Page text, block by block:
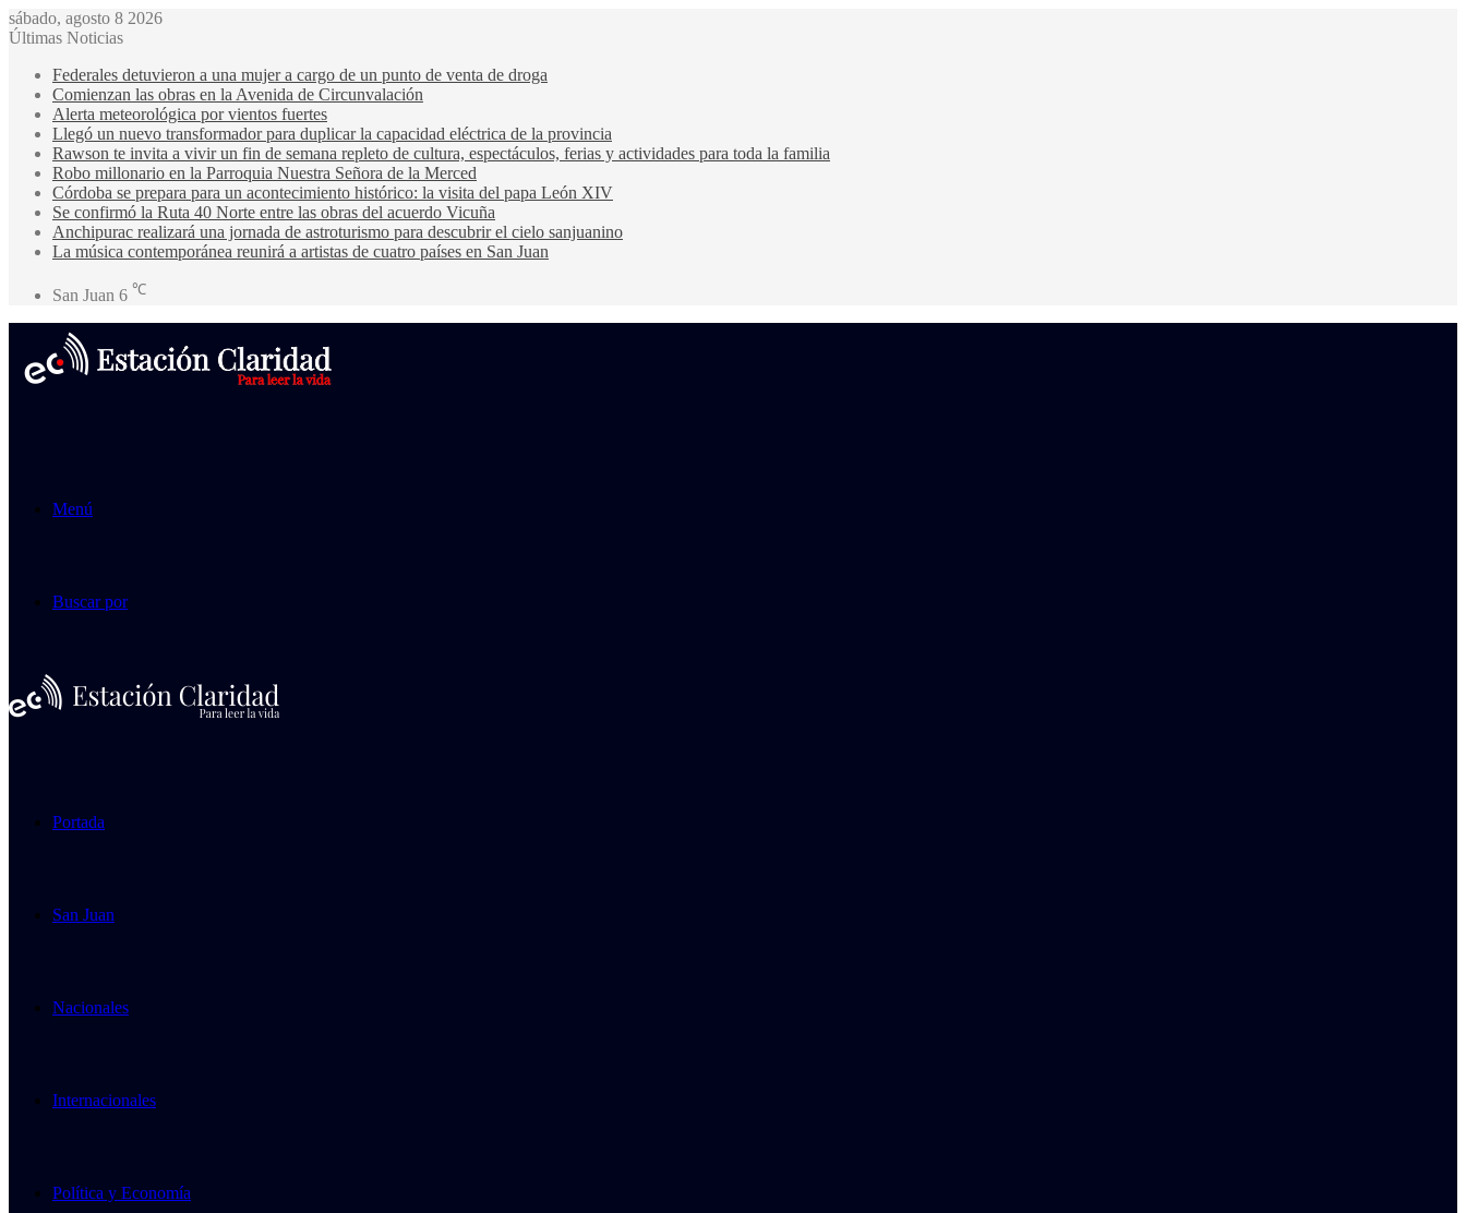
sábado, agosto 8 2026
Últimas Noticias
Federales detuvieron a una mujer a cargo de un punto de venta de droga
Comienzan las obras en la Avenida de Circunvalación
Alerta meteorológica por vientos fuertes
Llegó un nuevo transformador para duplicar la capacidad eléctrica de la provincia
Rawson te invita a vivir un fin de semana repleto de cultura, espectáculos, ferias y actividades para toda la familia
Robo millonario en la Parroquia Nuestra Señora de la Merced
Córdoba se prepara para un acontecimiento histórico: la visita del papa León XIV
Se confirmó la Ruta 40 Norte entre las obras del acuerdo Vicuña
Anchipurac realizará una jornada de astroturismo para descubrir el cielo sanjuanino
La música contemporánea reunirá a artistas de cuatro países en San Juan
San Juan 6 ℃
Menú
Buscar por
Portada
San Juan
Nacionales
Internacionales
Política y Economía